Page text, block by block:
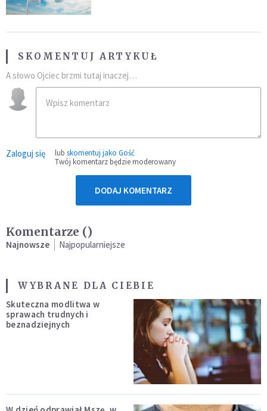
SKOMENTUJ ARTYKUŁ
A słowo Ojciec brzmi tutaj inaczej…
Zaloguj się lub skomentuj jako Gość
Twój komentarz będzie moderowany
DODAJ KOMENTARZ
Komentarze ()
Najnowsze Najpopularniejsze
WYBRANE DLA CIEBIE
Skuteczna modlitwa w
sprawach trudnych i
beznadziejnych